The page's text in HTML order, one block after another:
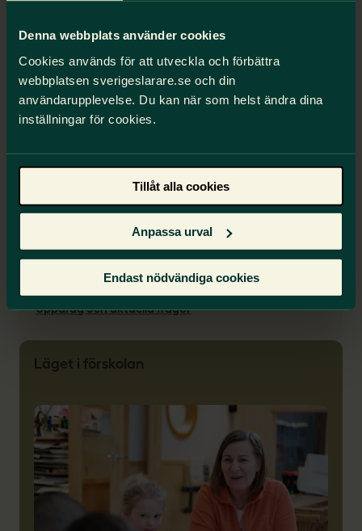
Denna webbplats använder cookies
Cookies används för att utveckla och förbättra
webbplatsen sverigeslarare.se och din
användarupplevelse. Du kan när som helst ändra dina
inställningar för cookies.
Tillåt alla cookies
Anpassa urval
Endast nödvändiga cookies
Det finns stöd att få
Förskollärare i förbundet
förskolan
I Sveriges Lärare finns en nationell
skolformsförening för förskolan som bland
annat är rådgivande till förbundsstyrelsen. Läs
mer om föreningens uppdrag och vilka som
Uppdrag och aktuella frågor
Läget i förskolan